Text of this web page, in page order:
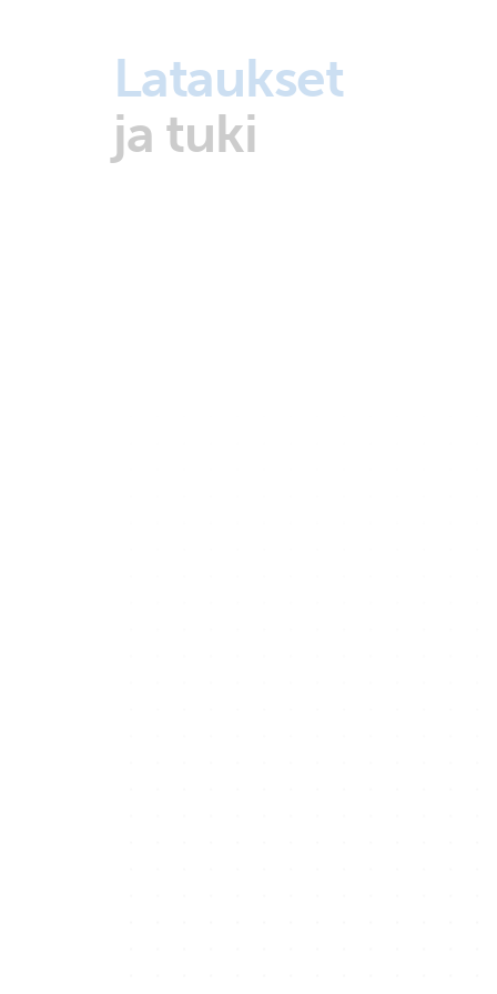
Lataukset
ja tuki